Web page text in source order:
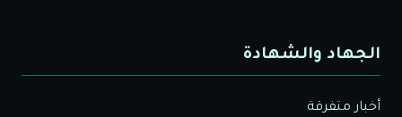
الجهاد والشهادة
أخبار متفرقة